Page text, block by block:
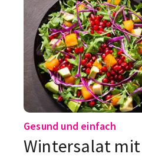
Gesund und einfach
Wintersalat